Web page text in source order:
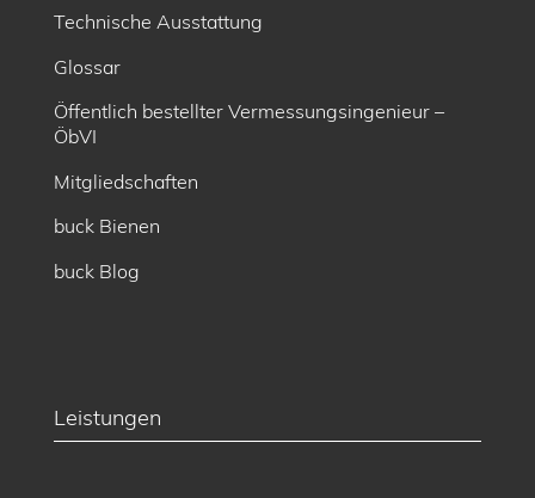
Technische Ausstattung
Glossar
Öffentlich bestellter Vermessungsingenieur –
ÖbVI
Mitgliedschaften
buck Bienen
buck Blog
Leistungen